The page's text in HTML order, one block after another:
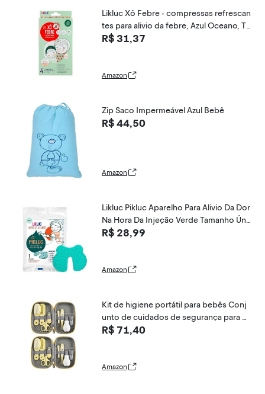
Likluc Xô Febre - compressas refrescan
tes para alivio da febre, Azul Oceano, Ta
manho Único
R$ 31,37
Amazon
Zip Saco Impermeável Azul Bebê
R$ 44,50
Amazon
Likluc Pikluc Aparelho Para Alivio Da Dor
Na Hora Da Injeção Verde Tamanho Úni
co
R$ 28,99
Amazon
Kit de higiene portátil para bebês Conj
unto de cuidados de segurança para b
ebês Cortador de unhas Escova de lima
ntes de dedo
R$ 71,40
Amazon